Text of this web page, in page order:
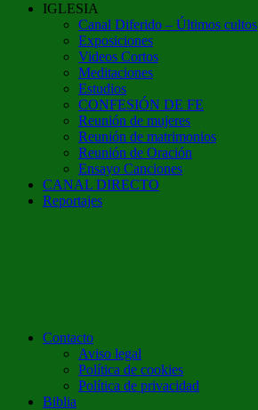
IGLESIA
Canal Diferido – Últimos cultos
Exposiciones
Videos Cortos
Meditaciones
Estudios
CONFESIÓN DE FE
Reunión de mujeres
Reunión de matrimonios
Reunión de Oración
Ensayo Canciones
CANAL DIRECTO
Reportajes
Contacto
Aviso legal
Política de cookies
Política de privacidad
Biblia